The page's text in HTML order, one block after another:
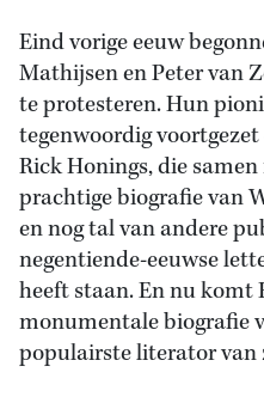
Eind vorige eeuw
Mathijsen en Peter van
te protesteren. Hun
tegenwoordig
Rick Honings, die
prachtige biografie van
en nog tal van andere
negentiende-eeuwse
heeft staan. En nu komt
monumentale biografie
populairste literator